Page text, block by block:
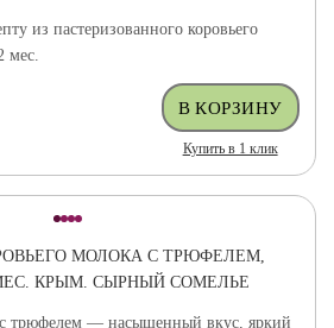
из пастеризованного коровьего
мес.
Купить в 1 клик
МОЛОКА С ТРЮФЕЛЕМ,
КРЫМ. СЫРНЫЙ СОМЕЛЬЕ
трюфелем — насыщенный вкус, яркий